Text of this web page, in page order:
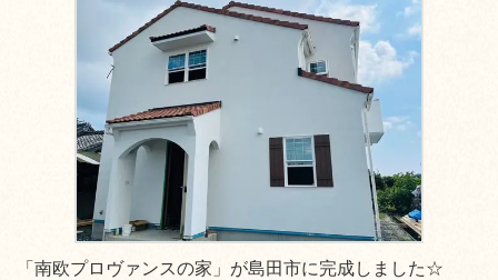
「南欧プロヴァンスの家」が島田市に完成しました☆